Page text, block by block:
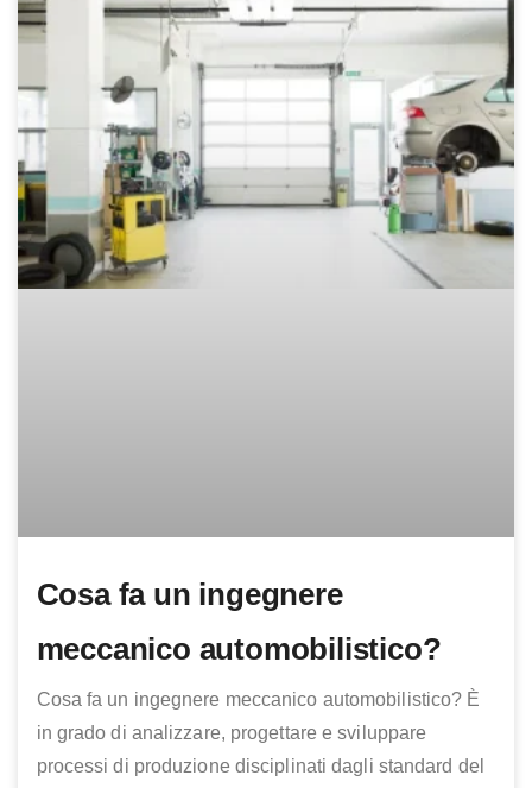
Cosa fa un ingegnere
meccanico automobilistico?
Cosa fa un ingegnere meccanico automobilistico? È
in grado di analizzare, progettare e sviluppare
processi di produzione disciplinati dagli standard del